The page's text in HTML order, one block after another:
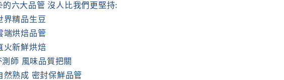
的六大品管 沒人比我們更堅持:
界精品生豆
端烘焙品管
火新鮮烘焙
師 風味品質把關
然熟成 密封保鮮品管